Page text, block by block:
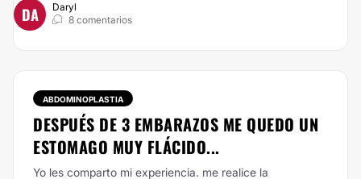
DA
Daryl
8 comentarios
ABDOMINOPLASTIA
DESPUÉS DE 3 EMBARAZOS ME QUEDO UN
ESTOMAGO MUY FLÁCIDO...
Yo les comparto mi experiencia. me realice la